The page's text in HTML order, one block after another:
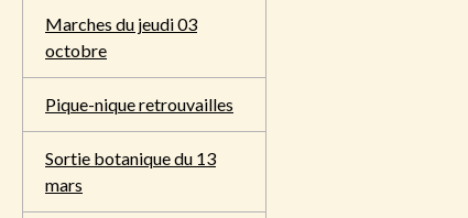
Marches du jeudi 03
octobre
Pique-nique retrouvailles
Sortie botanique du 13
mars